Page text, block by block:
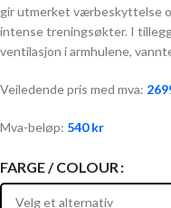
gir utmerket værbeskyttelse
intense treningsøkter. I
ventilasjon i armhulene,
Veiledende pris med mva:
Mva-beløp: 540kr
FARGE / COLOUR